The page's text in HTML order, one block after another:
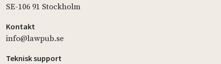
SE-106 91 Stockholm
Kontakt
info@lawpub.se
Teknisk support